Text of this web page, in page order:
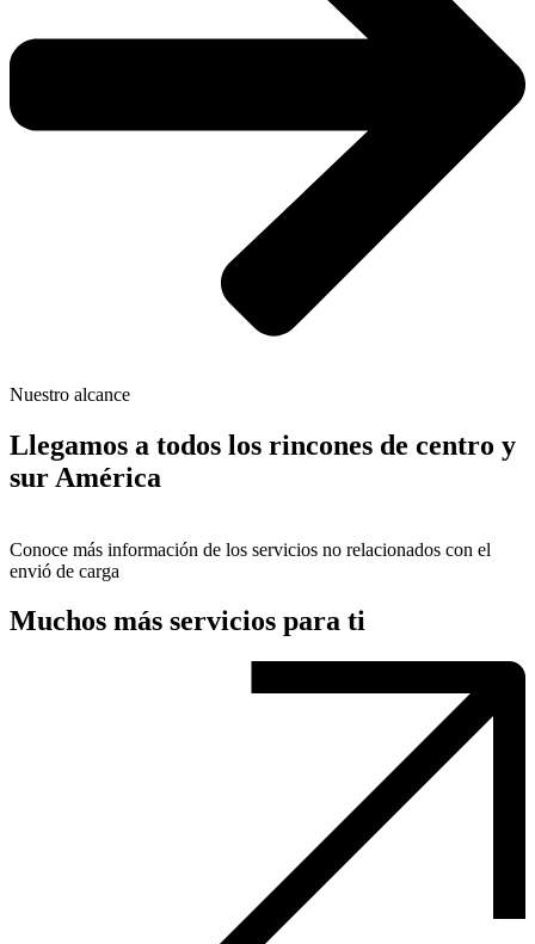
Nuestro alcance
Llegamos a todos los rincones de centro y
sur América
Conoce más información de los servicios no relacionados con el
envió de carga
Muchos más servicios para ti